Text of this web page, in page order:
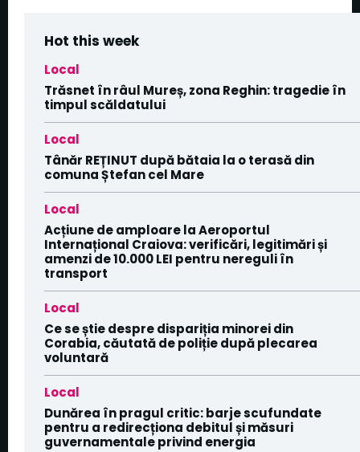
Hot this week
Local
Trăsnet în râul Mureș, zona Reghin: tragedie în
timpul scăldatului
Local
Tânăr REȚINUT după bătaia la o terasă din
comuna Ștefan cel Mare
Local
Acțiune de amploare la Aeroportul
Internațional Craiova: verificări, legitimări și
amenzi de 10.000 LEI pentru nereguli în
transport
Local
Ce se știe despre dispariția minorei din
Corabia, căutată de poliție după plecarea
voluntară
Local
Dunărea în pragul critic: barje scufundate
pentru a redirecționa debitul și măsuri
guvernamentale privind energia